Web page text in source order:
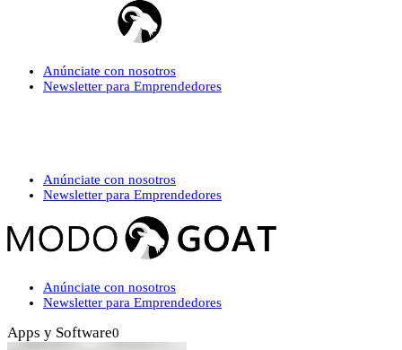
Anúnciate con nosotros
Newsletter para Emprendedores
Anúnciate con nosotros
Newsletter para Emprendedores
Anúnciate con nosotros
Newsletter para Emprendedores
Apps y Software0